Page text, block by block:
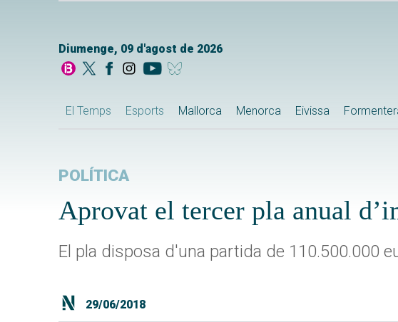
Diumenge, 09 d'agost de 2026
El Temps Esports Mallorca Menorca Eivissa
POLÍTICA
Aprovat el tercer pla anual
El pla disposa d'una partida de 110.500.000
29/06/2018